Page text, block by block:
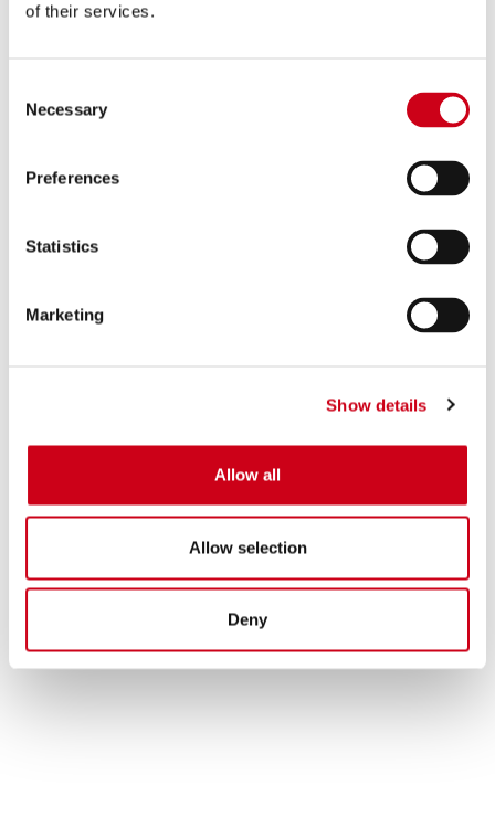
of their services.
Selection
Necessary
Preferences
Statistics
Marketing
Show details
Allow all
Allow selection
Deny